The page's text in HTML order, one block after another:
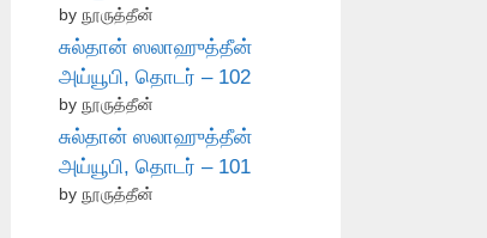
by நூருத்தீன்
சுல்தான் ஸலாஹுத்தீன்
அய்யூபி, தொடர் – 102
by நூருத்தீன்
சுல்தான் ஸலாஹுத்தீன்
அய்யூபி, தொடர் – 101
by நூருத்தீன்